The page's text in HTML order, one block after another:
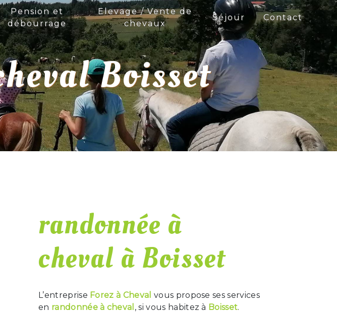
Pension et
débourrage
Elevage / Vente de
chevaux
Séjour Contact
Boisset
randonnée à
cheval à Boisset
L’entreprise Forez à Cheval vous propose ses services
en randonnée à cheval , si vous habitez à Boisset.